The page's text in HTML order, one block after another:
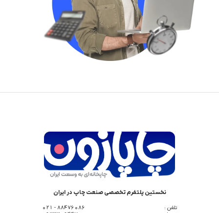
نخستین پلتفرم تخصصی صنعت چاپ در ایران
تلفن :
88476086 - 021